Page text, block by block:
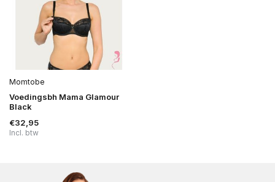
Momtobe
Voedingsbh Mama Glamour
Black
€32,95
Incl. btw